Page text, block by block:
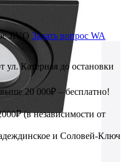
JIVO Задать вопрос WA
Катерная до остановки
20 000₽ – бесплатно!
(в независимости от
и Соловей-Ключ